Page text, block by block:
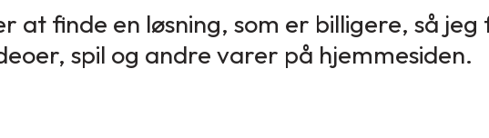
at finde en løsning, som er billigere, så
spil og andre varer på hjemmesiden.